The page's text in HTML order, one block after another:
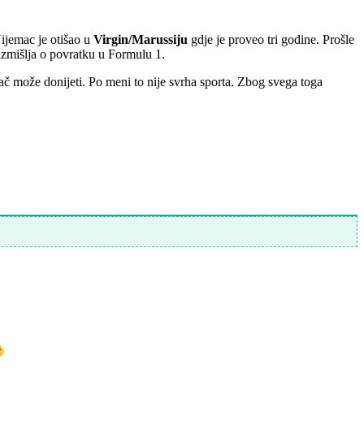
je otišao u Virgin/Marussiju gdje je proveo tri godine. Prošle
o povratku u Formulu 1.
može donijeti. Po meni to nije svrha sporta. Zbog svega toga